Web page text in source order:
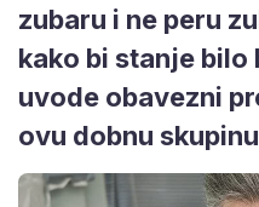
zubaru i ne peru
kako bi stanje bilo
uvode obavezni
ovu dobnu